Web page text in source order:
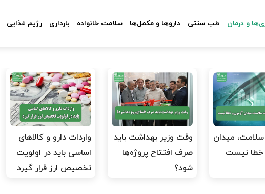
و درمان طب سنتی داروها و مکمل‌ها سلامت خانواده بارداری رژیم غذایی
میدان
خطا نیست
وقت وزیر بهداشت باید
صرف افتتاح پروژه‌ها
شود؟
واردات دارو و کالاهای
اساسی باید در اولویت
تخصیص ارز قرار گیرد